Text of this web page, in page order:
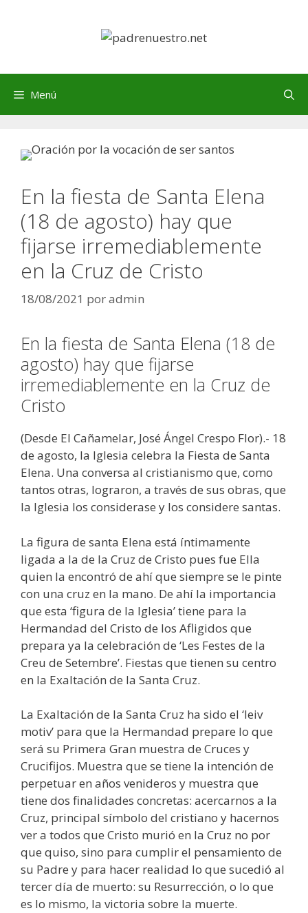
Menú
En la fiesta de Santa Elena
(18 de agosto) hay que
fijarse irremediablemente
en la Cruz de Cristo
18/08/2021 poradmin
En la fiesta de Santa Elena (18 de
agosto) hay que fijarse
irremediablemente en la Cruz de
Cristo
(Desde El Cañamelar, José Ángel Crespo Flor).- 18
de agosto, la Iglesia celebra la Fiesta de Santa
Elena. Una conversa al cristianismo que, como
tantos otras, lograron, a través de sus obras, que
la Iglesia los considerase y los considere santas.
La figura de santa Elena está íntimamente
ligada a la de la Cruz de Cristo pues fue Ella
quien la encontró de ahí que siempre se le pinte
con una cruz en la mano. De ahí la importancia
que esta ‘figura de la Iglesia’ tiene para la
Hermandad del Cristo de los Afligidos que
prepara ya la celebración de ‘Les Festes de la
Creu de Setembre’. Fiestas que tienen su centro
en la Exaltación de la Santa Cruz.
La Exaltación de la Santa Cruz ha sido el ‘leiv
motiv’ para que la Hermandad prepare lo que
será su Primera Gran muestra de Cruces y
Crucifijos. Muestra que se tiene la intención de
perpetuar en años venideros y muestra que
tiene dos finalidades concretas: acercarnos a la
Cruz, principal símbolo del cristiano y hacernos
ver a todos que Cristo murió en la Cruz no por
que quiso, sino para cumplir el pensamiento de
su Padre y para hacer realidad lo que sucedió al
tercer día de muerto: su Resurrección, o lo que
es lo mismo, la victoria sobre la muerte.